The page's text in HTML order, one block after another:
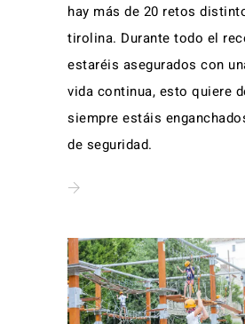
hay más de 20 retos
tirolina. Durante todo el
estaréis asegurados con
vida continua, esto quiere
siempre estáis
de seguridad.